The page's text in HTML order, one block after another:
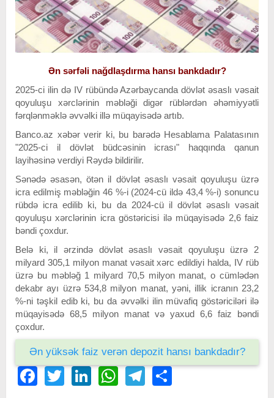
Ən sərfəli nağdlaşdırma hansı bankdadır?
2025-ci ilin də IV rübündə Azərbaycanda dövlət əsaslı vəsait
qoyuluşu xərclərinin məbləği digər rüblərdən əhəmiyyətli
fərqlənməklə əvvəlki illə müqayisədə artıb.
Banco.az xəbər verir ki, bu barədə Hesablama Palatasının
"2025-ci il dövlət büdcəsinin icrası" haqqında qanun
layihəsinə verdiyi Rəydə bildirilir.
Sənədə əsasən, ötən il dövlət əsaslı vəsait qoyuluşu üzrə
icra edilmiş məbləğin 46 %-i (2024-cü ildə 43,4 %-i) sonuncu
rübdə icra edilib ki, bu da 2024-cü il dövlət əsaslı vəsait
qoyuluşu xərclərinin icra göstəricisi ilə müqayisədə 2,6 faiz
bəndi çoxdur.
Belə ki, il ərzində dövlət əsaslı vəsait qoyuluşu üzrə 2
milyard 305,1 milyon manat vəsait xərc edildiyi halda, IV rüb
üzrə bu məbləğ 1 milyard 70,5 milyon manat, o cümlədən
dekabr ayı üzrə 534,8 milyon manat, yəni, illik icranın 23,2
%-ni təşkil edib ki, bu da əvvəlki ilin müvafiq göstəriciləri ilə
müqayisədə 68,5 milyon manat və yaxud 6,6 faiz bəndi
çoxdur.
Ən yüksək faiz verən depozit hansı bankdadır?
FacebookTwitter LinkedIn WhatsAppTelegram